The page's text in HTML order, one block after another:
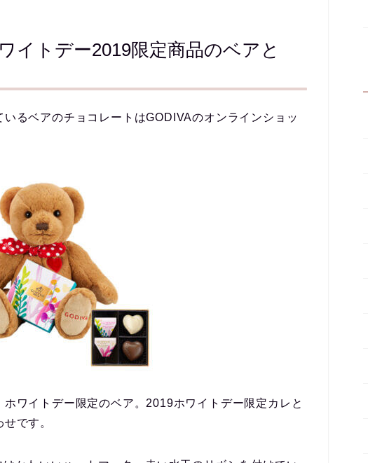
イトデー2019限定商品のベアと
るベアのチョコレートはGODIVAのオンラインショッ
ワイトデー限定のベア。2019ホワイトデー限定カレと
です。